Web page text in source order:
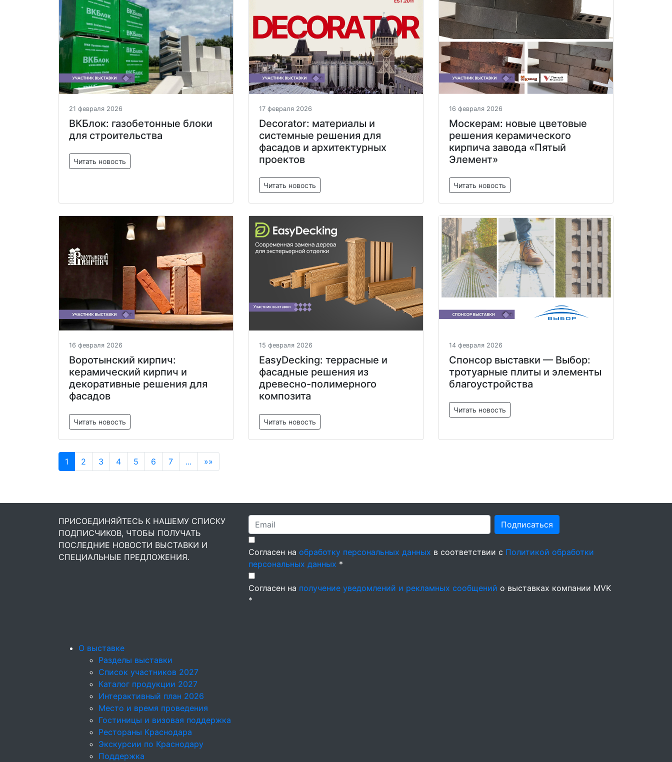
21 февраля 2026
ВКБлок: газобетонные блоки
для строительства
Читать новость
17 февраля 2026
Decorator: материалы и
системные решения для
фасадов и архитектурных
проектов
Читать новость
16 февраля 2026
Москерам: новые цветовые
решения керамического
кирпича завода «Пятый
Элемент»
Читать новость
16 февраля 2026
Воротынский кирпич:
керамический кирпич и
декоративные решения для
фасадов
Читать новость
15 февраля 2026
EasyDecking: террасные и
фасадные решения из
древесно-полимерного
композита
Читать новость
14 февраля 2026
Спонсор выставки — Выбор:
тротуарные плиты и элементы
благоустройства
Читать новость
1 2 3 4 5 6 7 ... »»
ПРИСОЕДИНЯЙТЕСЬ К НАШЕМУ СПИСКУ
ПОДПИСЧИКОВ, ЧТОБЫ ПОЛУЧАТЬ
ПОСЛЕДНИЕ НОВОСТИ ВЫСТАВКИ И
СПЕЦИАЛЬНЫЕ ПРЕДЛОЖЕНИЯ.
Подписаться
Согласен на обработку персональных данных в соответствии с Политикой обработки
персональных данных *
Согласен на получение уведомлений и рекламных сообщений о выставках компании MVK
*
О выставке
Разделы выставки
Список участников 2027
Каталог продукции 2027
Интерактивный план 2026
Место и время проведения
Гостиницы и визовая поддержка
Рестораны Краснодара
Экскурсии по Краснодару
Поддержка